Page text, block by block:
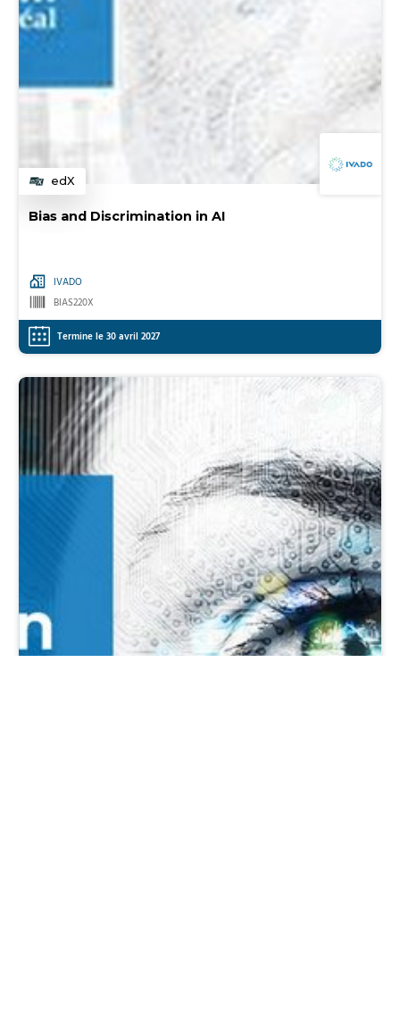
Bias and Discrimination in AI
IVADO
BIAS220X
Catégorie
edX
Termine le 30 avril 2027